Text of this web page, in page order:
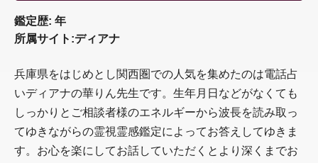
鑑定歴: 年
所属サイト:ディアナ
兵庫県をはじめとし関西圏での人気を集めたのは電話占
いディアナの華りん先生です。生年月日などがなくても
しっかりとご相談者様のエネルギーから波長を読み取っ
てゆきながらの霊視霊感鑑定によってお答えしてゆきま
す。お心を楽にしてお話していただくとより深くまでお